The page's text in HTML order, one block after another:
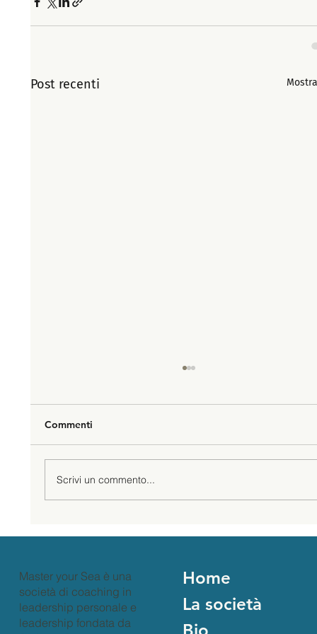
Post recenti
Commenti
Scrivi un commento...
Master your Sea è una
società di coaching in
leadership personale e
leadership fondata da
Home
La società